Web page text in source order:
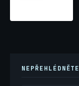
NEPŘEHLÉDNĚTE